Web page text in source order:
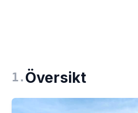
1. Översikt